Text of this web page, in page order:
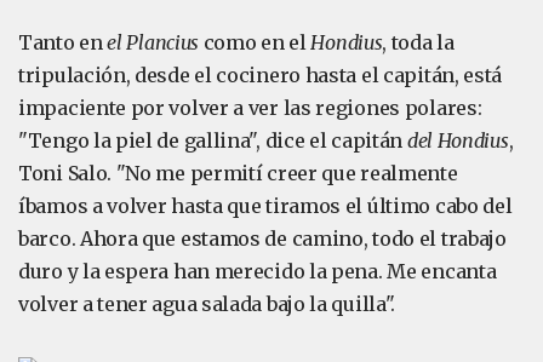
Tanto enel Plancius como en elHondius, toda la
tripulación, desde el cocinero hasta el capitán, está
impaciente por volver a ver las regiones polares:
"Tengo la piel de gallina", dice el capitán del Hondius,
Toni Salo. "No me permití creer que realmente
íbamos a volver hasta que tiramos el último cabo del
barco. Ahora que estamos de camino, todo el trabajo
duro y la espera han merecido la pena. Me encanta
volver a tener agua salada bajo la quilla".